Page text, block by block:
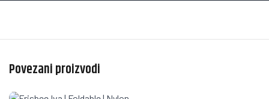
Povezani proizvodi